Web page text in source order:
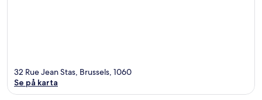
32 Rue Jean Stas, Brussels, 1060
Se på karta